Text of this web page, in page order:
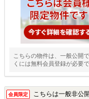
こちらの物件は、一般公開
くには無料会員登録が必要で
会員限定 こちらは一般非公